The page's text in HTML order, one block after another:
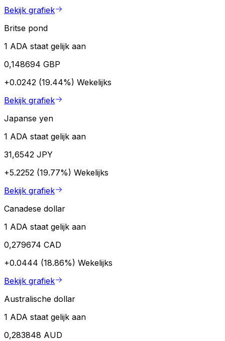
Bekijk grafiek
Britse pond
1 ADA staat gelijk aan
0,148694 GBP
+0.0242 (19.44%) Wekelijks
Bekijk grafiek
Japanse yen
1 ADA staat gelijk aan
31,6542 JPY
+5.2252 (19.77%) Wekelijks
Bekijk grafiek
Canadese dollar
1 ADA staat gelijk aan
0,279674 CAD
+0.0444 (18.86%) Wekelijks
Bekijk grafiek
Australische dollar
1 ADA staat gelijk aan
0,283848 AUD